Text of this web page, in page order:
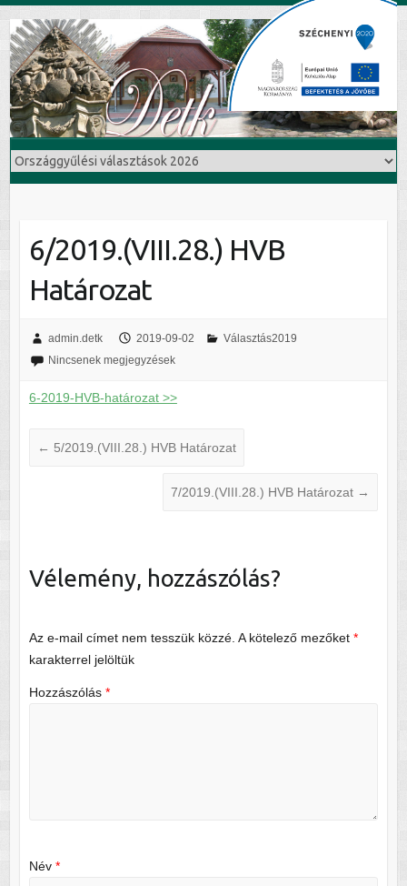
6/2019.(VIII.28.) HVB
Határozat
admin.detk 2019-09-02
Választás2019
Nincsenek megjegyzések
6-2019-HVB-határozat >>
← 5/2019.(VIII.28.) HVB Határozat
7/2019.(VIII.28.) HVB Határozat →
Vélemény, hozzászólás?
Az e-mail címet nem tesszük közzé. A kötelező mezőket *
karakterrel jelöltük
Hozzászólás *
Név *